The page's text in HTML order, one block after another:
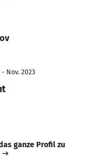
Nov. 2023
ganze Profil zu